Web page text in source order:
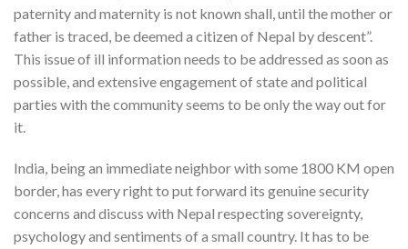
paternity and maternity is not known shall, until the mother or
father is traced, be deemed a citizen of Nepal by descent”.
This issue of ill information needs to be addressed as soon as
possible, and extensive engagement of state and political
parties with the community seems to be only the way out for
it.
India, being an immediate neighbor with some 1800 KM open
border, has every right to put forward its genuine security
concerns and discuss with Nepal respecting sovereignty,
psychology and sentiments of a small country. It has to be